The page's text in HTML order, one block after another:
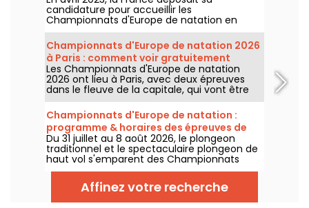
candidature pour accueillir les
Championnats d'Europe de natation en
2026. Du 31 juillet au 16 août, le Centre
Aquatique Olympique vous attend pour
encourager nos nageurs. Voici toutes les
informations à connaître sur la compétition
et les épreuves !
Championnats d'Europe de natation 2026
à Paris : comment voir gratuitement
certaines épreuves ?
Les Championnats d'Europe de natation
2026 ont lieu à Paris, avec deux épreuves
dans le fleuve de la capitale, qui vont être
plus accessibles au grand public ! Comment
observer les compétitions en eau libre et le
plongeon de haut vol, au mois d'août
prochain ?
Championnats d'Europe de natation :
programme & horaires des épreuves de
plongeon et de haut vol
Du 31 juillet au 8 août 2026, le plongeon
traditionnel et le spectaculaire plongeon de
haut vol s'emparent des Championnats
d'Europe de natation. Entre le bassin
olympique de Saint-Denis et le cadre
naturel de la Seine, les meilleurs plongeurs
du continent vont s'élancer pour des figures
Affinez votre recherche